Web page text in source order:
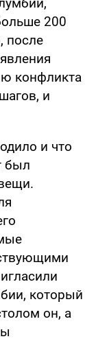
200
после
конфликта
и
и что
был
который
он, а